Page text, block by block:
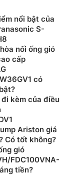
nổi bật của
S-
nối ống gió
cấp
có
kèm của điều
Ariston giá
Có tốt không?
gió
FDC100VNA-
tiền?